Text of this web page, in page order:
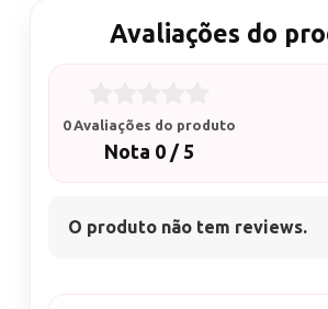
Avaliações do
0 Avaliações do produto
Nota 0 / 5
O produto não tem reviews.